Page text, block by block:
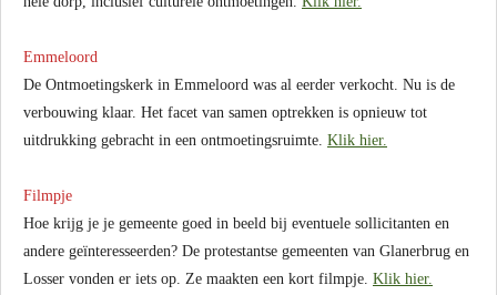
Emmeloord
De Ontmoetingskerk in Emmeloord was al eerder verkocht. Nu is de
verbouwing klaar. Het facet van samen optrekken is opnieuw tot
uitdrukking gebracht in een ontmoetingsruimte. Klik hier.
Filmpje
Hoe krijg je je gemeente goed in beeld bij eventuele sollicitanten en
andere geïnteresseerden? De protestantse gemeenten van Glanerbrug en
Losser vonden er iets op. Ze maakten een kort filmpje. Klik hier.